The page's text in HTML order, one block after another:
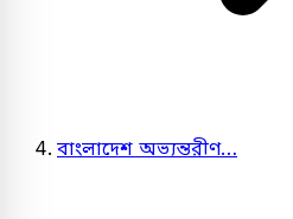
বাংলাদেশ অভ্যন্তরীণ…